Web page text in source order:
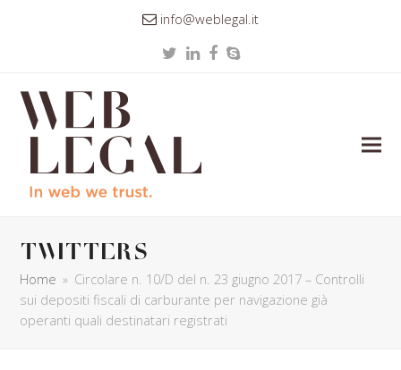
info@weblegal.it
TwitterLinkedIn
Facebook
Skype
twitters
Home » Circolare n. 10/D del n. 23 giugno 2017 – Controlli
sui depositi fiscali di carburante per navigazione già
operanti quali destinatari registrati